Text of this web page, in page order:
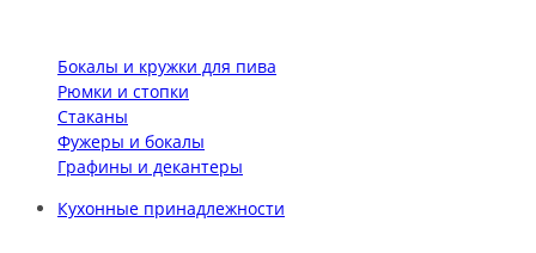
Бокалы и кружки для пива
Рюмки и стопки
Стаканы
Фужеры и бокалы
Графины и декантеры
Кухонные принадлежности